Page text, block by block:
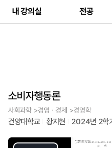
내 강의실 전공
소비자행동론
사회과학 >경영ㆍ경제 >경영학
건양대학교 황지현 2024년 2학